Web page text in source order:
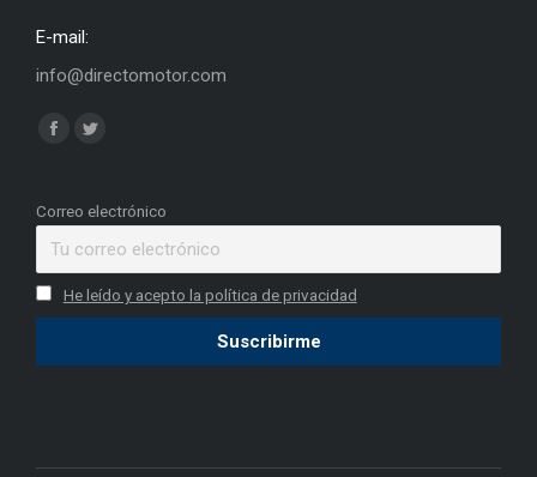
E-mail:
info@directomotor.com
Find us on:
Facebook
opens
window
Twitter
opens
window
Correo electrónico
He leído y acepto la política de privacidad